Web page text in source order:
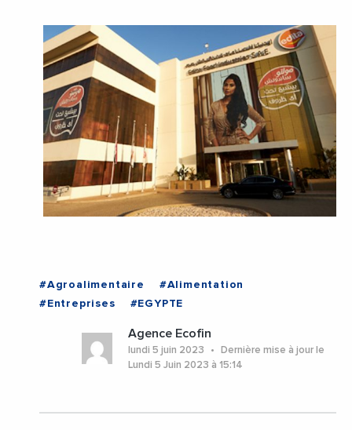
#Agroalimentaire
#Alimentation
#Entreprises
#EGYPTE
Agence Ecofin
lundi 5 juin 2023
Dernière mise à jour le
Lundi 5 Juin 2023 à 15:14